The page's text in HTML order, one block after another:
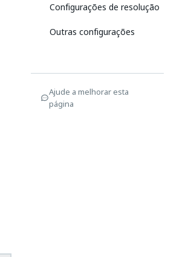
Configurações de resolução
Outras configurações
Ajude a melhorar esta
página